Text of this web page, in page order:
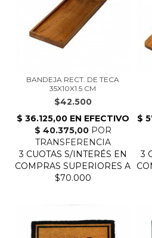
BANDEJA RECT. DE TECA
35X10X1.5 CM
$42.500